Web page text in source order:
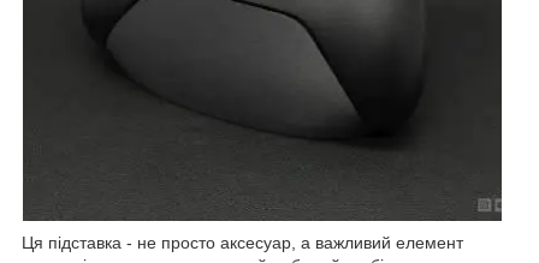
Ця підставка - не просто аксесуар, а важливий елемент